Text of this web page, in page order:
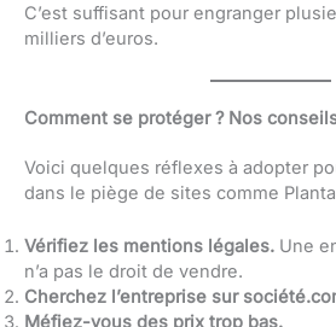
C’est suffisant pour engranger
milliers d’euros.
Comment se protéger ? Nos
Voici quelques réflexes à adopter
dans le piège de sites comme
Vérifiez les mentions légales. Une
n’a pas le droit de vendre.
Cherchez l’entreprise sur
Méfiez-vous des prix trop bas.